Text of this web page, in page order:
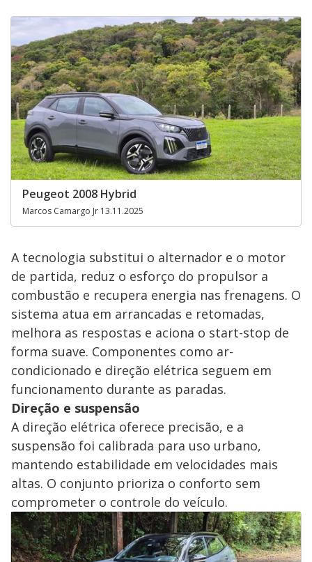
Peugeot 2008 Hybrid
Marcos Camargo Jr 13.11.2025
A tecnologia substitui o alternador e o motor
de partida, reduz o esforço do propulsor a
combustão e recupera energia nas frenagens. O
sistema atua em arrancadas e retomadas,
melhora as respostas e aciona o start-stop de
forma suave. Componentes como ar-
condicionado e direção elétrica seguem em
funcionamento durante as paradas.
Direção e suspensão
A direção elétrica oferece precisão, e a
suspensão foi calibrada para uso urbano,
mantendo estabilidade em velocidades mais
altas. O conjunto prioriza o conforto sem
comprometer o controle do veículo.